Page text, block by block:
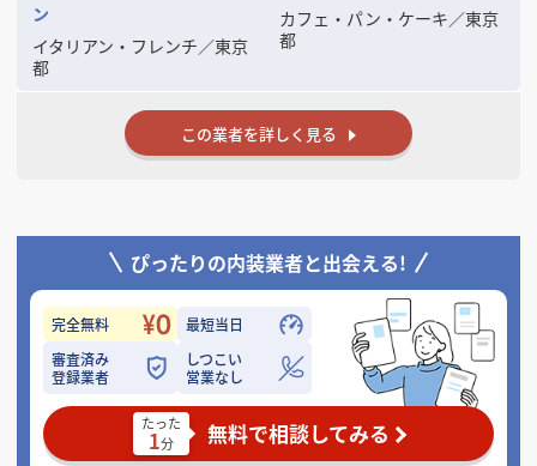
ン
イタリアン・フレンチ／東京
都
カフェ・パン・ケーキ／東京
都
この業者を詳しく見る
ぴったりの内装業者と出会える!
完全無料
最短当日
審査済み
登録業者
しつこい
営業なし
たった
1分 無料で相談してみる